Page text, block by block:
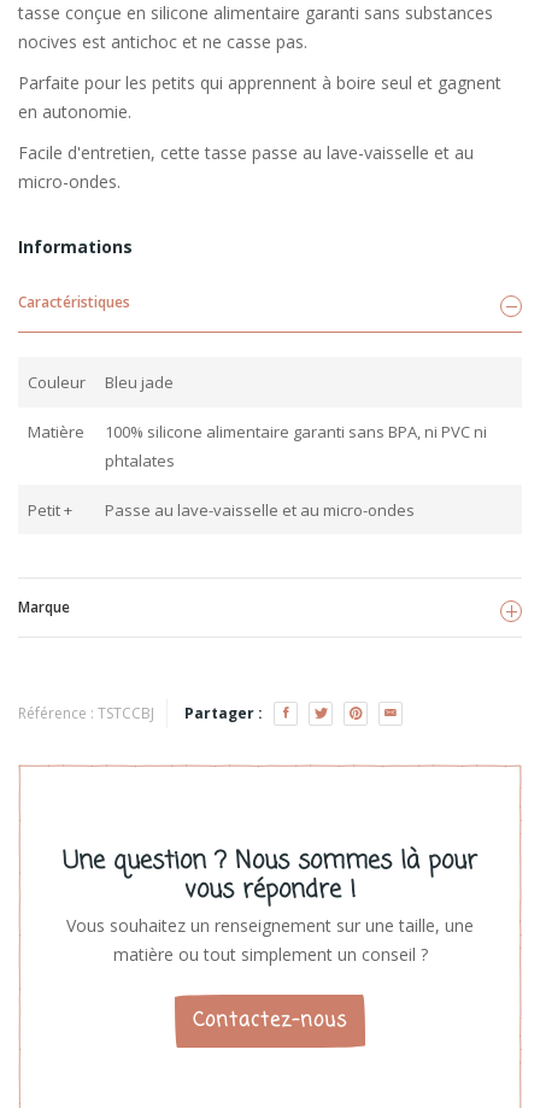
tasse conçue en silicone alimentaire garanti sans substances
nocives est antichoc et ne casse pas.
Parfaite pour les petits qui apprennent à boire seul et gagnent
en autonomie.
Facile d'entretien, cette tasse passe au lave-vaisselle et au
micro-ondes.
Informations
Caractéristiques
Couleur Bleu jade
Matière
100% silicone alimentaire garanti sans BPA, ni PVC ni
phtalates
Petit + Passe au lave-vaisselle et au micro-ondes
Marque
Voir les produits
Référence : TSTCCBJ Partager :
Une question ? Nous sommes là pour
vous répondre !
Vous souhaitez un renseignement sur une taille, une
matière ou tout simplement un conseil ?
Contactez-nous